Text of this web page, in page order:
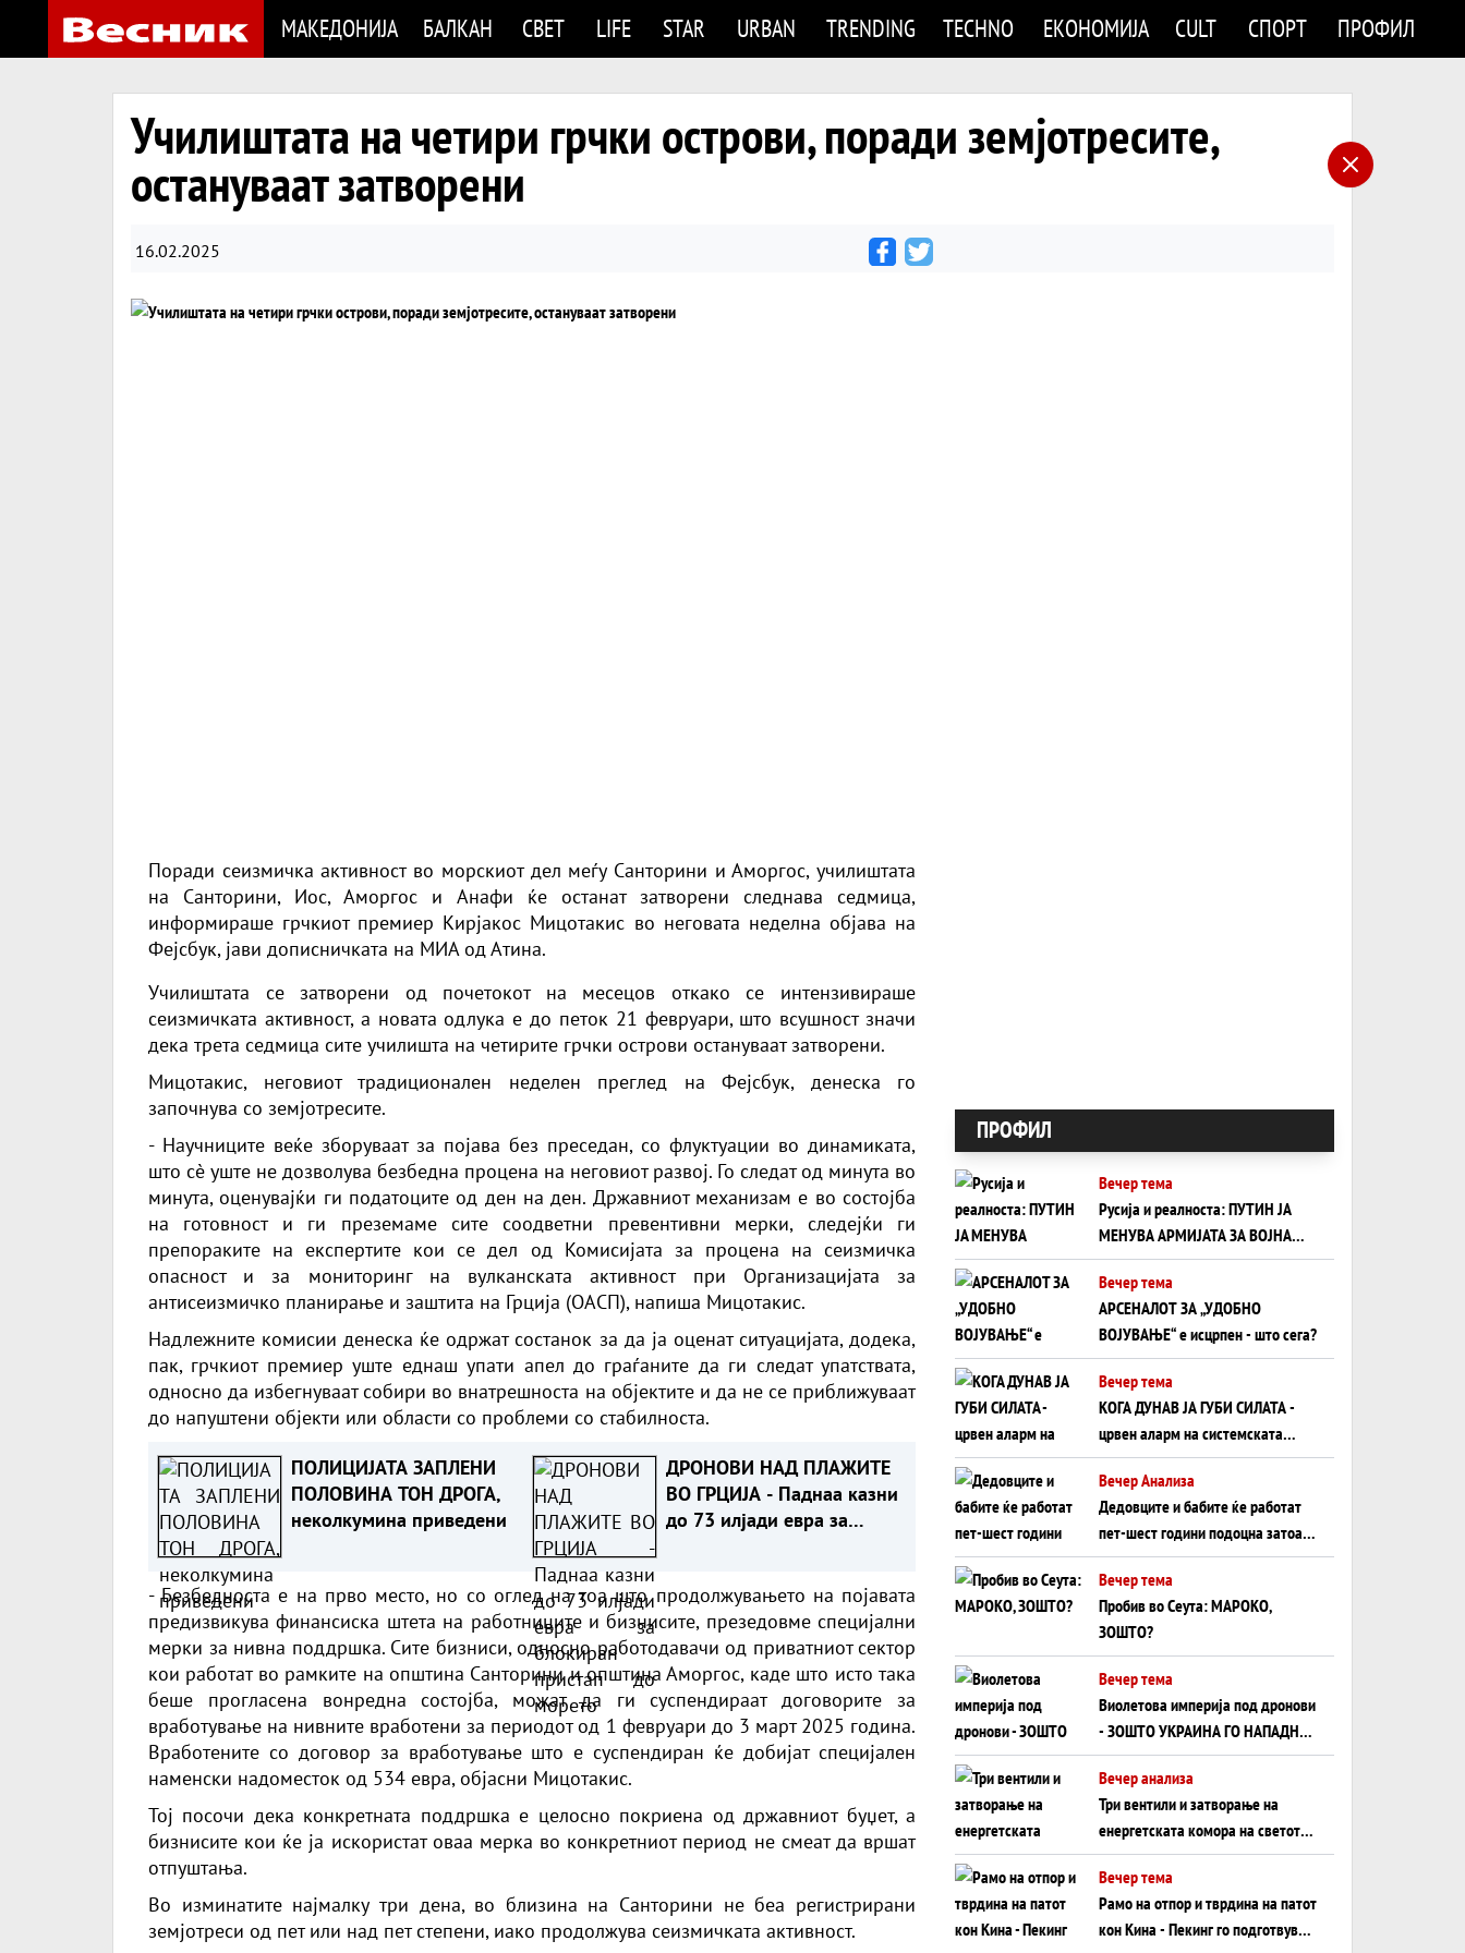
МАКЕДОНИЈА БАЛКАН СВЕТ LIFE STAR URBAN TRENDING TECHNO ЕКОНОМИЈА CULT СПОРТ ПРОФИЛ
Училиштата на четири грчки острови, поради земјотресите,
остануваат затворени
16.02.2025
Поради сеизмичка активност во морскиот дел меѓу Санторини и Аморгос, училиштата
на Санторини, Иос, Аморгос и Анафи ќе останат затворени следнава седмица,
информираше грчкиот премиер Кирјакос Мицотакис во неговата неделна објава на
Фејсбук, јави дописничката на МИА од Атина.
Училиштата се затворени од почетокот на месецов откако се интензивираше
сеизмичката активност, а новата одлука е до петок 21 февруари, што всушност значи
дека трета седмица сите училишта на четирите грчки острови остануваат затворени.
Мицотакис, неговиот традиционален неделен преглед на Фејсбук, денеска го
започнува со земјотресите.
- Научниците веќе зборуваат за појава без преседан, со флуктуации во динамиката,
што сè уште не дозволува безбедна процена на неговиот развој. Го следат од минута во
минута, оценувајќи ги податоците од ден на ден. Државниот механизам е во состојба
на готовност и ги преземаме сите соодветни превентивни мерки, следејќи ги
препораките на експертите кои се дел од Комисијата за процена на сеизмичка
опасност и за мониторинг на вулканската активност при Организацијата за
антисеизмичко планирање и заштита на Грција (ОАСП), напиша Мицотакис.
Надлежните комисии денеска ќе одржат состанок за да ја оценат ситуацијата, додека,
пак, грчкиот премиер уште еднаш упати апел до граѓаните да ги следат упатствата,
односно да избегнуваат собири во внатрешноста на објектите и да не се приближуваат
до напуштени објекти или области со проблеми со стабилноста.
ПОЛИЦИЈАТА ЗАПЛЕНИ
ПОЛОВИНА ТОН ДРОГА,
неколкумина приведени
ДРОНОВИ НАД ПЛАЖИТЕ
ВО ГРЦИЈА - Паднаа казни
до 73 илјади евра за
- Безбедноста е на прво место, но со оглед на тоа што продолжувањето на појавата
предизвикува финансиска штета на работниците и бизнисите, презедовме специјални
мерки за нивна поддршка. Сите бизниси, односно работодавачи од приватниот сектор
кои работат во рамките на општина Санторини и општина Аморгос, каде што исто така
беше прогласена вонредна состојба, можат да ги суспендираат договорите за
вработување на нивните вработени за периодот од 1 февруари до 3 март 2025 година.
Вработените со договор за вработување што е суспендиран ќе добијат специјален
наменски надоместок од 534 евра, објасни Мицотакис.
Тој посочи дека конкретната поддршка е целосно покриена од државниот буџет, а
бизнисите кои ќе ја искористат оваа мерка во конкретниот период не смеат да вршат
отпуштања.
Во изминатите најмалку три дена, во близина на Санторини не беа регистрирани
земјотреси од пет или над пет степени, иако продолжува сеизмичката активност.
ПРОФИЛ
Вечер тема
Русија и реалноста: ПУТИН ЈА
МЕНУВА АРМИЈАТА ЗА ВОЈНА
ШТО ОСТАНУВА БЕЗ ФРОНТ
Вечер тема
АРСЕНАЛОТ ЗА „УДОБНО
ВОЈУВАЊЕ“ е исцрпен - што сега?
Вечер тема
КОГА ДУНАВ ЈА ГУБИ СИЛАТА -
црвен аларм на системската
плоча од јужна Германија до
Црното Море...
Вечер Анализа
Дедовците и бабите ќе работат
пет-шест години подоцна затоа
што НЕМААТ ВНУЦИ ДА ГИ
ЗАМЕНАТ
Вечер тема
Пробив во Сеута: МАРОКО,
ЗОШТО?
Вечер тема
Виолетова империја под дронови
- ЗОШТО УКРАИНА ГО НАПАДНА
РУСКИОТ WILDBERRIES
Вечер анализа
Три вентили и затворање на
енергетската комора на светот:
Нападот во Суец најавува
глобален енергетски инфаркт?
Вечер тема
Рамо на отпор и тврдина на патот
кон Кина - Пекинг го подготвува